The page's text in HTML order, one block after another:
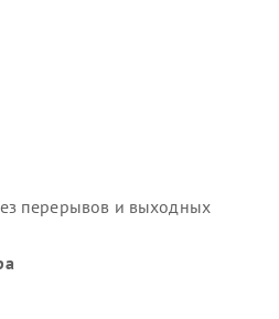
перерывов и выходных